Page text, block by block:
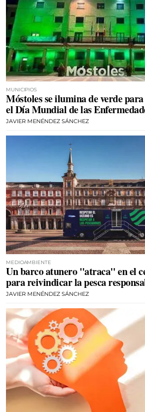
MUNICIPIOS
Móstoles se ilumina de verde
el Día Mundial de las
JAVIER MENÉNDEZ SÁNCHEZ
MEDIOAMBIENTE
Un barco atunero "atraca" en el
para reivindicar la pesca
JAVIER MENÉNDEZ SÁNCHEZ